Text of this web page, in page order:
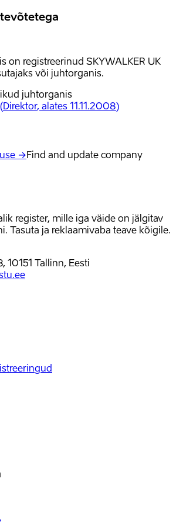
on registreerinud SKYWALKER UK
või juhtorganis.
juhtorganis
(Direktor, alates 11.11.2008)
→Find and update company
register, mille iga väide on jälgitav
Tasuta ja reklaamivaba teave kõigile.
10151 Tallinn, Eesti